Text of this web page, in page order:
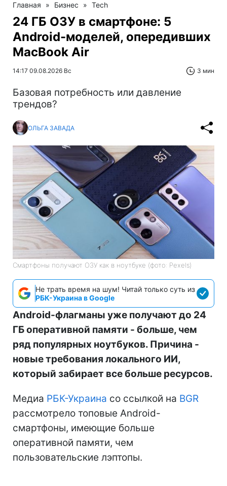
Главная » Бизнес » Tech
24 ГБ ОЗУ в смартфоне: 5
Android-моделей, опередивших
MacBook Air
14:17 09.08.2026 Вс 3 мин
Базовая потребность или давление
трендов?
ОЛЬГА ЗАВАДА
Смартфоны получают ОЗУ как в ноутбуке (фото: Pexels)
Не трать время на шум! Читай только суть из
РБК-Украина в Google
Android-флагманы уже получают до 24
ГБ оперативной памяти - больше, чем
ряд популярных ноутбуков. Причина -
новые требования локального ИИ,
который забирает все больше ресурсов.
Медиа РБК-Украина со ссылкой на BGR
рассмотрело топовые Android-
смартфоны, имеющие больше
оперативной памяти, чем
пользовательские лэптопы.